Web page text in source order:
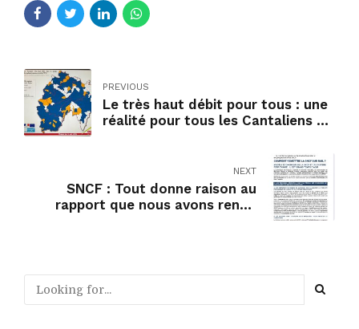
PREVIOUS
Le très haut débit pour tous : une
réalité pour tous les Cantaliens fin
NEXT
SNCF : Tout donne raison au
rapport que nous avons rendu